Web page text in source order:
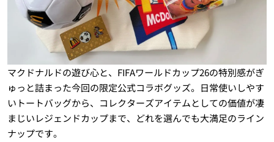
マクドナルドの遊び心と、FIFAワールドカップ26の特別感がぎ
ゅっと詰まった今回の限定公式コラボグッズ。日常使いしやす
いトートバッグから、コレクターズアイテムとしての価値が凄
まじいレジェンドカップまで、どれを選んでも大満足のライン
ナップです。